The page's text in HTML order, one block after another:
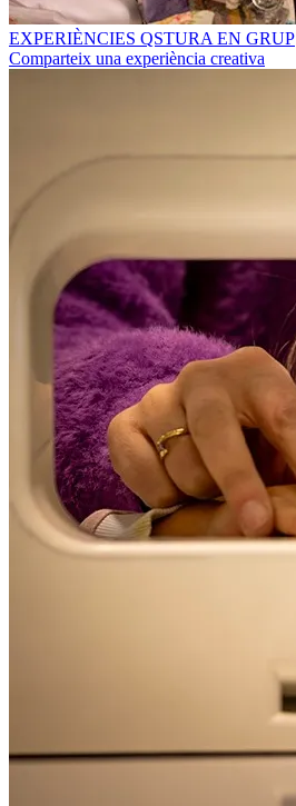
EXPERIÈNCIES QSTURA EN GRUP
Comparteix una experiència creativa